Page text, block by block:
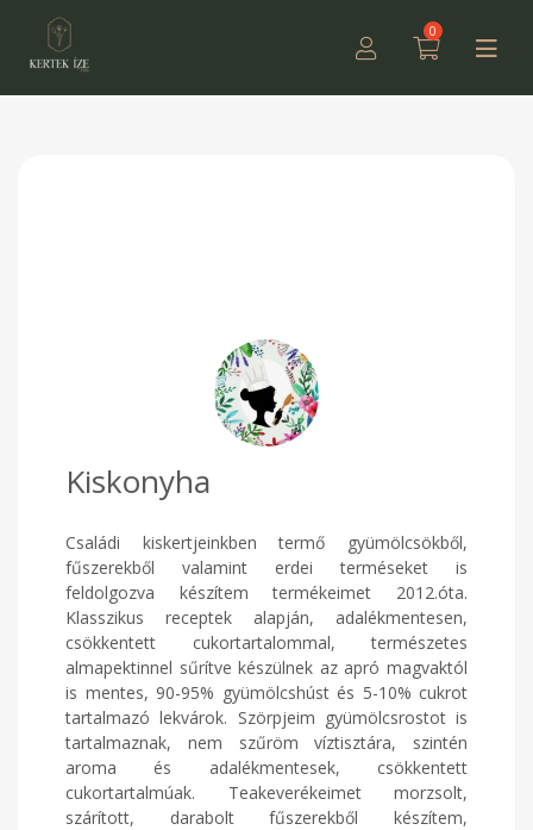
0
Kiskonyha
Családi kiskertjeinkben termő gyümölcsökből,
fűszerekből valamint erdei terméseket is
feldolgozva készítem termékeimet 2012.óta.
Klasszikus receptek alapján, adalékmentesen,
csökkentett cukortartalommal, természetes
almapektinnel sűrítve készülnek az apró magvaktól
is mentes, 90-95% gyümölcshúst és 5-10% cukrot
tartalmazó lekvárok. Szörpjeim gyümölcsrostot is
tartalmaznak, nem szűröm víztisztára, szintén
aroma és adalékmentesek, csökkentett
cukortartalmúak. Teakeverékeimet morzsolt,
szárított, darabolt fűszerekből készítem,